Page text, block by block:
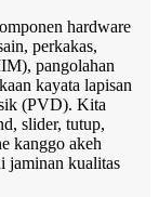
hardware
perkakas,
pangolahan
kayata lapisan
(PVD). Kita
slider, tutup,
kanggo akeh
jaminan kualitas